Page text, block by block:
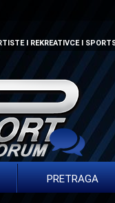
I REKREATIVCE I
PRETRAGA